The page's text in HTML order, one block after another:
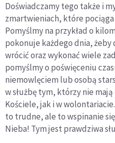
Doświadczamy tego także i
zmartwieniach, które pociąga
Pomyślmy na przykład o
pokonuje każdego dnia, żeby
wrócić oraz wykonać wiele
pomyślmy o poświęceniu
niemowlęciem lub osobą
w służbę tym, którzy nie
Kościele, jak i w
to trudne, ale to wspinanie
Nieba! Tym jest prawdziwa